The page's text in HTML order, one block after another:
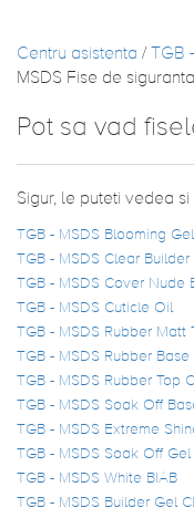
Centru asistenta /
MSDS Fise de siguranta
Pot sa vad
Sigur, le puteti vedea
TGB - MSDS Blooming Gel
TGB - MSDS Clear
TGB - MSDS Cover Nude
TGB - MSDS Cuticle Oil
TGB - MSDS Rubber Matt
TGB - MSDS Rubber
TGB - MSDS Rubber Top
TGB - MSDS Soak Off
TGB - MSDS Extreme
TGB - MSDS Soak Off
TGB - MSDS White BIAB
TGB - MSDS Builder Gel